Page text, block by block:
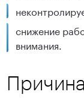
снижение
внимания.
Причина